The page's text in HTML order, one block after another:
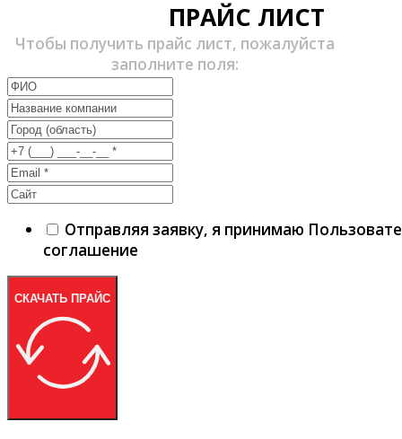
ПРАЙС ЛИСТ
Чтобы получить прайс лист, пожалуйста
заполните поля:
Отправляя заявку, я принимаю
соглашение
СКАЧАТЬ ПРАЙС